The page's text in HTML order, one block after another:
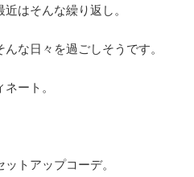
はそんな繰り返し。
な日々を過ごしそうです。
ート。
トアップコーデ。